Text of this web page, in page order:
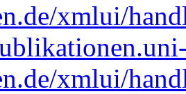
xmlui/
xmlui/